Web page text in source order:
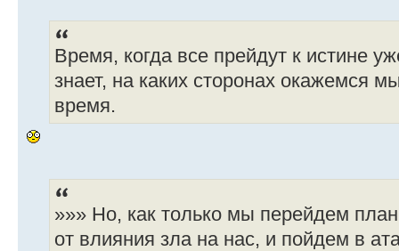
Время, когда все прейдут к истине
знает, на каких сторонах окажемся
время.
»»» Но, как только мы перейдем
от влияния зла на нас, и пойдем в